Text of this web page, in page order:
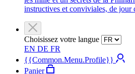
instructives et conviviales, de jour
Choisissez votre langue
EN DE FR
{{Common.Menu.Profile}}
Panier